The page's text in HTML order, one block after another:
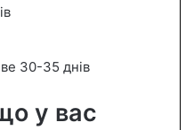
30-35 днів
у вас